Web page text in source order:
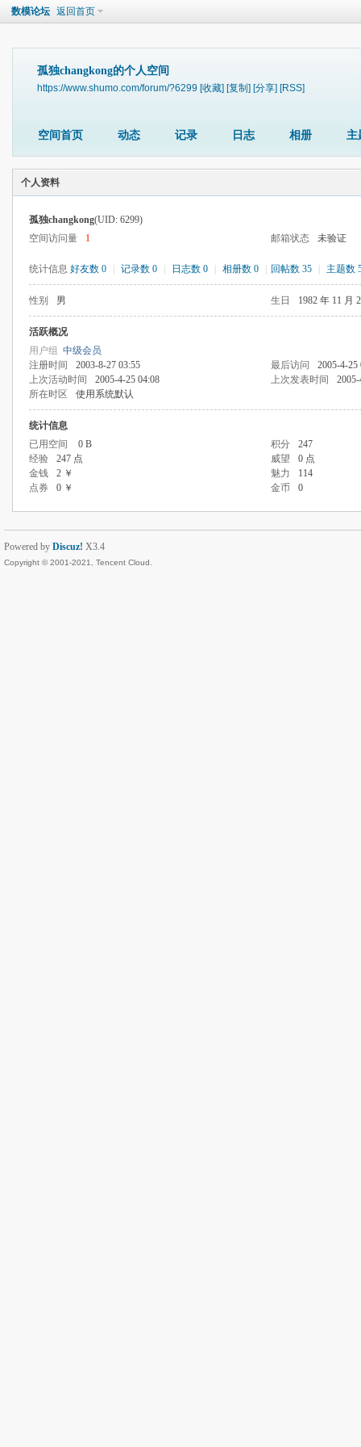
数模论坛 返回首页
孤独changkong的个人空间
https://www.shumo.com/forum/?6299 [收藏] [复制] [分享] [RSS]
空间首页 动态 记录 日志 相册 主
个人资料
孤独changkong(UID: 6299)
空间访问量
1 邮箱状态 未验证
统计信息 好友数 0 记录数 0 日志数 0 相册数 0 回帖数 35 主题数
性别 男 生日 1982 年 11 月
活跃概况
用户组 中级会员
注册时间
2003-8-27 03:55 最后访问
2005-4-25
上次活动时间
2005-4-25 04:08 上次发表时间
所在时区
使用系统默认
统计信息
已用空间
0 B 积分
247
经验
247 点 威望
0 点
金钱
2 ￥ 魅力
114
点券
0 ￥ 金币 0
Powered by Discuz! X3.4
Copyright © 2001-2021, Tencent Cloud.